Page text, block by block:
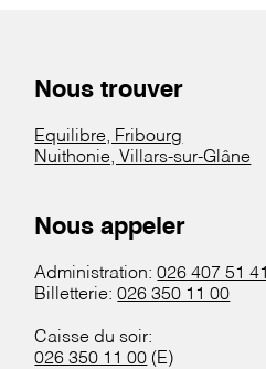
Nous trouver
Equilibre, Fribourg
Nuithonie, Villars-sur-Glâne
Nous appeler
Administration:026 407 51 41
Billetterie:026 350 11 00
Caisse du soir:
026 350 11 00 (E)